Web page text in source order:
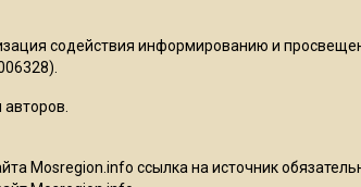
содействия информированию и
Mosregion.info ссылка на источник